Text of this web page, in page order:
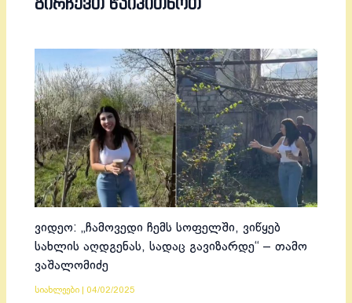
ᲒᲘᲠᲩᲔᲕᲗ ᲬᲐᲘᲙᲘᲗᲮᲝᲗ
ვიდეო: „ჩამოვედი ჩემს სოფელში, ვიწყებ
სახლის აღდგენას, სადაც გავიზარდე“ – თამო
ვაშალომიძე
სიახლეები 04/02/2025